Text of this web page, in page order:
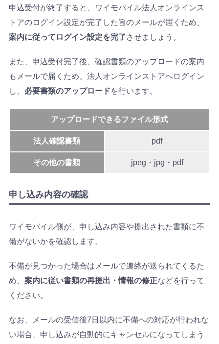
申込受付が終了すると、ワイモバイル法人オンラインス
トアのログイン設定が完了した旨のメールが届くため、
案内に従ってログイン設定を完了させましょう。
また、申込受付完了後、確認書類のアップロードの案内
もメールで届くため、法人オンラインストアへログイン
し、 必要書類のアップロードを行います。
アップロードできるファイル形式
法人確認書類 pdf
その他の書類 jpeg・jpg・pdf
申し込み内容の確認
ワイモバイル側が、申し込み内容や提出された書類に不
備がないかを確認します。
不備が見つかった場合はメールで連絡が送られてくるた
め、 案内に従い書類の再提出・情報の修正などを行って
ください。
なお、メールの受信後7日以内に不備への対応が行われな
い場合、申し込みが自動的にキャンセルになってしまう